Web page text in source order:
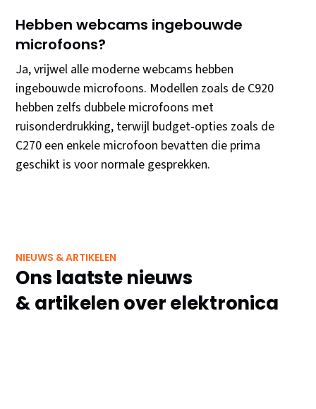
Hebben webcams ingebouwde
microfoons?
Ja, vrijwel alle moderne webcams hebben
ingebouwde microfoons. Modellen zoals de C920
hebben zelfs dubbele microfoons met
ruisonderdrukking, terwijl budget-opties zoals de
C270 een enkele microfoon bevatten die prima
geschikt is voor normale gesprekken.
NIEUWS & ARTIKELEN
Ons laatste nieuws
& artikelen over elektronica